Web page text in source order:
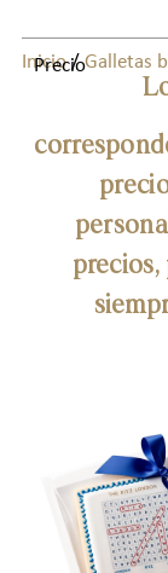
Inicio/Galletas
Precio
precios,